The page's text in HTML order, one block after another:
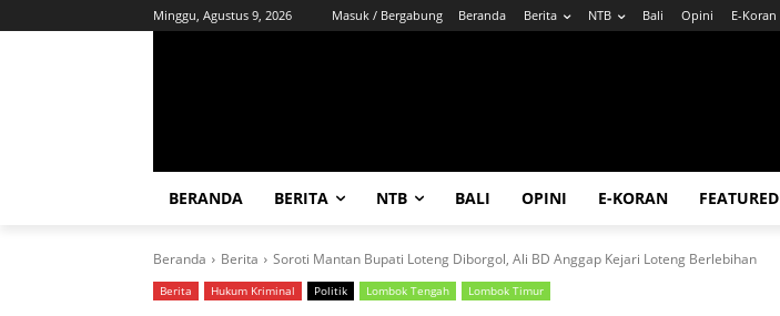
Minggu, Agustus 9, 2026 Masuk / Bergabung Beranda Berita NTB Bali Opini E-Koran
BERANDA BERITA NTB BALI OPINI E-KORAN FEATURED
Beranda Berita Soroti Mantan Bupati Loteng Diborgol, Ali BD Anggap Kejari Loteng Berlebihan
Berita Hukum Kriminal Politik Lombok Tengah Lombok Timur